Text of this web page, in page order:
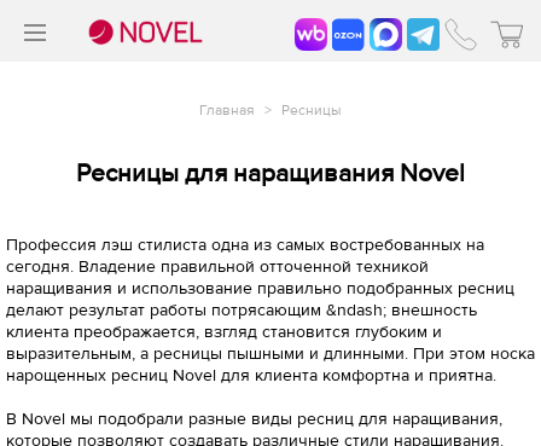
Главная > Ресницы
Ресницы для наращивания Novel
Профессия лэш стилиста одна из самых востребованных на
сегодня. Владение правильной отточенной техникой
наращивания и использование правильно подобранных ресниц
делают результат работы потрясающим &ndash; внешность
клиента преображается, взгляд становится глубоким и
выразительным, а ресницы пышными и длинными. При этом носка
нарощенных ресниц Novel для клиента комфортна и приятна.
В Novel мы подобрали разные виды ресниц для наращивания,
которые позволяют создавать различные стили наращивания.